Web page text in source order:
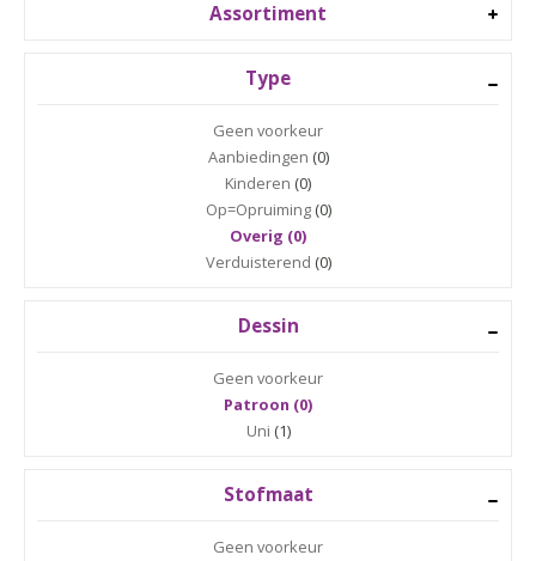
Assortiment
Type
Geen voorkeur
Aanbiedingen (0)
Kinderen (0)
Op=Opruiming(0)
Overig (0)
Verduisterend (0)
Dessin
Geen voorkeur
Patroon (0)
Uni (1)
Stofmaat
Geen voorkeur